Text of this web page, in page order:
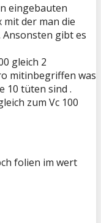
eingebauten
der man die
gibt es
gleich 2
mitinbegriffen was
10 tüten sind .
zum Vc 100
folien im wert